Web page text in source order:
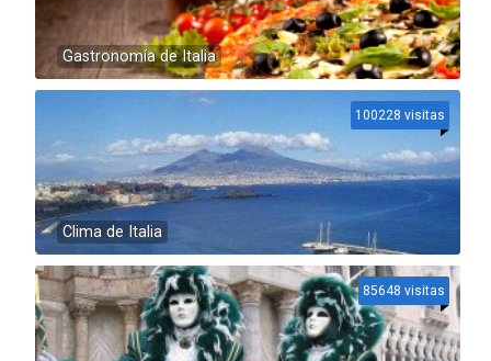
Gastronomía de Italia
Clima de Italia
100228 visitas
85648 visitas